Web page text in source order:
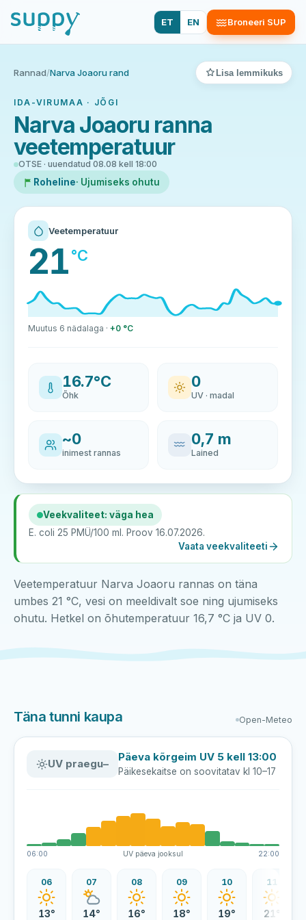
ET EN Broneeri SUP
Rannad/Narva Joaoru rand Lisa lemmikuks
IDA-VIRUMAA · JÕGI
Narva Joaoru ranna
veetemperatuur
OTSE · uuendatud 08.08 kell 18:00
Roheline· Ujumiseks ohutu
Veetemperatuur
21°C
Muutus 6 nädalaga · +0 °C
16.7°C
Õhk
0
UV · madal
~0
inimest rannas
0,7 m
Lained
Veekvaliteet: väga hea
E. coli 25 PMÜ/100 ml. Proov 16.07.2026.
Vaata veekvaliteeti
Veetemperatuur Narva Joaoru rannas on täna
umbes 21 °C, vesi on meeldivalt soe ning ujumiseks
ohutu. Hetkel on õhutemperatuur 16,7 °C ja UV 0.
Täna tunni kaupa Open-Meteo
UV praegu–
Päeva kõrgeim UV 5 kell 13:00
Päikesekaitse on soovitatav kl 10–17
06:00 UV päeva jooksul 22:00
06
13°
07
14°
08
16°
09
18°
10
19°
11
21°